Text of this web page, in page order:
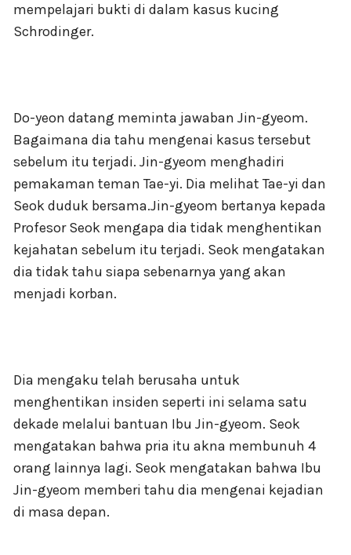
mempelajari bukti di dalam kasus kucing
Schrodinger.
Do-yeon datang meminta jawaban Jin-gyeom.
Bagaimana dia tahu mengenai kasus tersebut
sebelum itu terjadi. Jin-gyeom menghadiri
pemakaman teman Tae-yi. Dia melihat Tae-yi dan
Seok duduk bersama.Jin-gyeom bertanya kepada
Profesor Seok mengapa dia tidak menghentikan
kejahatan sebelum itu terjadi. Seok mengatakan
dia tidak tahu siapa sebenarnya yang akan
menjadi korban.
Dia mengaku telah berusaha untuk
menghentikan insiden seperti ini selama satu
dekade melalui bantuan Ibu Jin-gyeom. Seok
mengatakan bahwa pria itu akna membunuh 4
orang lainnya lagi. Seok mengatakan bahwa Ibu
Jin-gyeom memberi tahu dia mengenai kejadian
di masa depan.